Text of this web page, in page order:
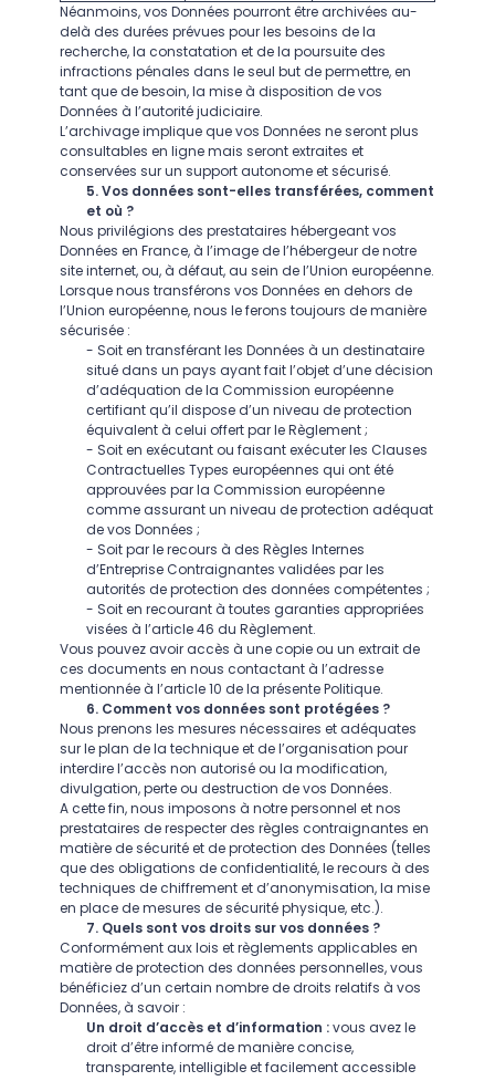
Néanmoins, vos Données pourront être archivées au-
delà des durées prévues pour les besoins de la
recherche, la constatation et de la poursuite des
infractions pénales dans le seul but de permettre, en
tant que de besoin, la mise à disposition de vos
Données à l’autorité judiciaire.
L’archivage implique que vos Données ne seront plus
consultables en ligne mais seront extraites et
conservées sur un support autonome et sécurisé.
5. Vos données sont-elles transférées, comment
et où ?
Nous privilégions des prestataires hébergeant vos
Données en France, à l’image de l’hébergeur de notre
site internet, ou, à défaut, au sein de l’Union européenne.
Lorsque nous transférons vos Données en dehors de
l’Union européenne, nous le ferons toujours de manière
sécurisée :
- Soit en transférant les Données à un destinataire
situé dans un pays ayant fait l’objet d’une décision
d’adéquation de la Commission européenne
certifiant qu’il dispose d’un niveau de protection
équivalent à celui offert par le Règlement ;
- Soit en exécutant ou faisant exécuter les Clauses
Contractuelles Types européennes qui ont été
approuvées par la Commission européenne
comme assurant un niveau de protection adéquat
de vos Données ;
- Soit par le recours à des Règles Internes
d’Entreprise Contraignantes validées par les
autorités de protection des données compétentes ;
- Soit en recourant à toutes garanties appropriées
visées à l’article 46 du Règlement.
Vous pouvez avoir accès à une copie ou un extrait de
ces documents en nous contactant à l’adresse
mentionnée à l’article 10 de la présente Politique.
6. Comment vos données sont protégées ?
Nous prenons les mesures nécessaires et adéquates
sur le plan de la technique et de l’organisation pour
interdire l’accès non autorisé ou la modification,
divulgation, perte ou destruction de vos Données.
A cette fin, nous imposons à notre personnel et nos
prestataires de respecter des règles contraignantes en
matière de sécurité et de protection des Données (telles
que des obligations de confidentialité, le recours à des
techniques de chiffrement et d’anonymisation, la mise
en place de mesures de sécurité physique, etc.).
7. Quels sont vos droits sur vos données ?
Conformément aux lois et règlements applicables en
matière de protection des données personnelles, vous
bénéficiez d’un certain nombre de droits relatifs à vos
Données, à savoir :
Un droit d’accès et d’information : vous avez le
droit d’être informé de manière concise,
transparente, intelligible et facilement accessible